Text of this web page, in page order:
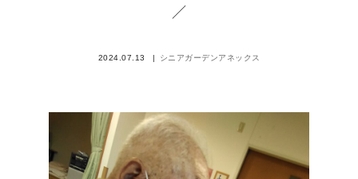
／
2024.07.13 シニアガーデンアネックス